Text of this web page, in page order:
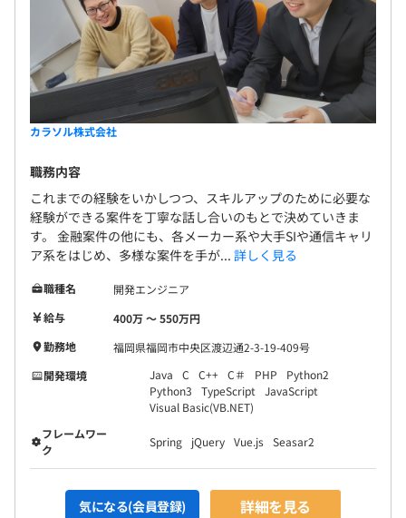
カラソル株式会社
職務内容
これまでの経験をいかしつつ、スキルアップのために必要な
経験ができる案件を丁寧な話し合いのもとで決めていきま
す。 金融案件の他にも、各メーカー系や大手SIや通信キャリ
ア系をはじめ、多様な案件を手が... 詳しく見る
職種名
開発エンジニア
給与
400万 〜 550万円
勤務地
福岡県福岡市中央区渡辺通2-3-19-409号
開発環境
Java C C++ C＃ PHP
Python2
Python3
TypeScript
JavaScript
Visual Basic(VB.NET)
フレームワー
ク
Spring jQuery Vue.js Seasar2
気になる(会員登録) 詳細を見る